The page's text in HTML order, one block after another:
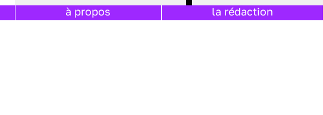
à propos la rédaction